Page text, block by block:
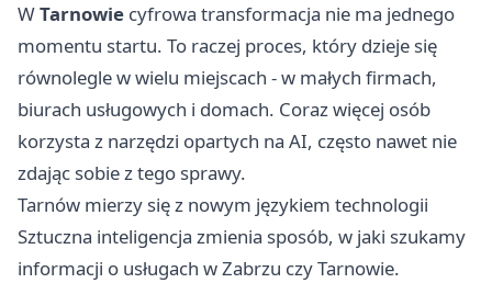
WTarnowie cyfrowa transformacja nie ma jednego
momentu startu. To raczej proces, który dzieje się
równolegle w wielu miejscach - w małych firmach,
biurach usługowych i domach. Coraz więcej osób
korzysta z narzędzi opartych na AI, często nawet nie
zdając sobie z tego sprawy.
Tarnów mierzy się z nowym językiem technologii
Sztuczna inteligencja zmienia sposób, w jaki szukamy
informacji o usługach w Zabrzu czy Tarnowie.